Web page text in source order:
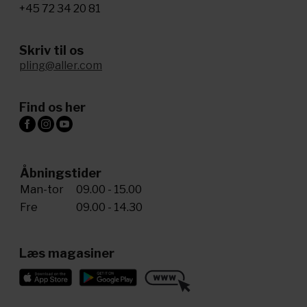
+45 72 34 20 81
Skriv til os
pling@aller.com
Find os her
Åbningstider
Man-tor
09.00 - 15.00
Fre
09.00 - 14.30
Læs magasiner